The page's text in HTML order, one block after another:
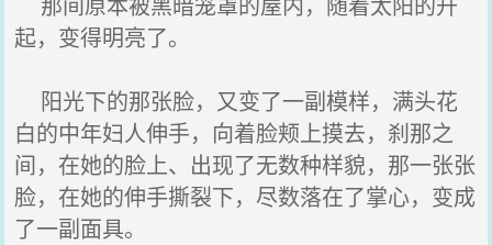
起，变得明亮了。
阳光下的那张脸，又变了一副模样，满头花
白的中年妇人伸手，向着脸颊上摸去，刹那之
间，在她的脸上、出现了无数种样貌，那一张张
脸，在她的伸手撕裂下，尽数落在了掌心，变成
了一副面具。